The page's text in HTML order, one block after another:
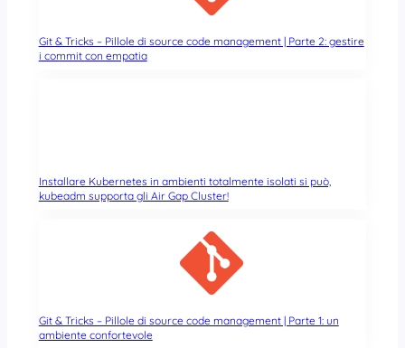
Git & Tricks – Pillole di source code management | Parte 2: gestire
i commit con empatia
Installare Kubernetes in ambienti totalmente isolati si può,
kubeadm supporta gli Air Gap Cluster!
Git & Tricks – Pillole di source code management | Parte 1: un
ambiente confortevole